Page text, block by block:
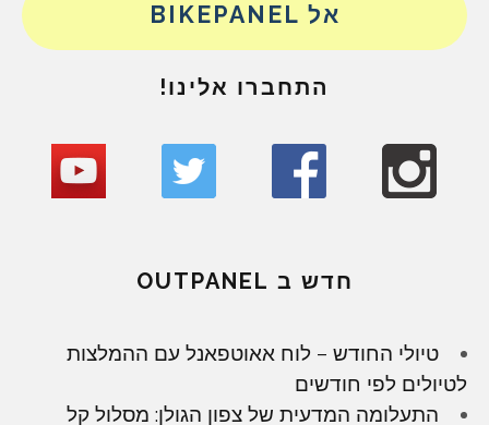
אל BIKEPANEL
התחברו אלינו!
חדש ב OUTPANEL
טיולי החודש – לוח אאוטפאנל עם ההמלצות
לטיולים לפי חודשים
התעלומה המדעית של צפון הגולן: מסלול קל